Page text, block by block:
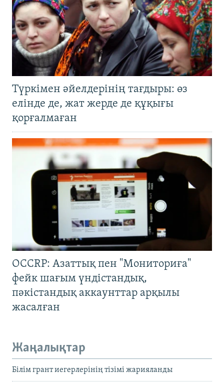
Түркімен әйелдерінің тағдыры: өз
елінде де, жат жерде де құқығы
қорғалмаған
OCCRP: Азаттық пен "Мониториға"
фейк шағым үндістандық,
пәкістандық аккаунттар арқылы
жасалған
Жаңалықтар
Білім грант иегерлерінің тізімі жарияланды